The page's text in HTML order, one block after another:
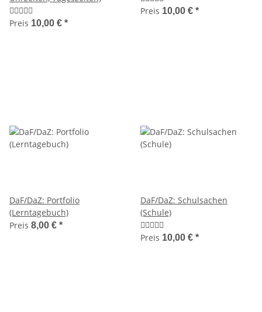
Preis 10,00 € *
Preis 10,00 € *
DaF/DaZ: Portfolio
(Lerntagebuch)
Preis 8,00 € *
DaF/DaZ: Schulsachen
(Schule)
Preis 10,00 € *